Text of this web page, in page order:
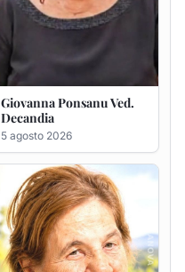
Giovanna Ponsanu Ved.
Decandia
5 agosto 2026